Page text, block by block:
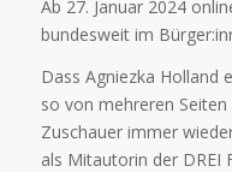
Ab 27. Januar 2024
bundesweit im
Dass Agniezka Holland
so von mehreren
Zuschauer immer
als Mitautorin der DREI